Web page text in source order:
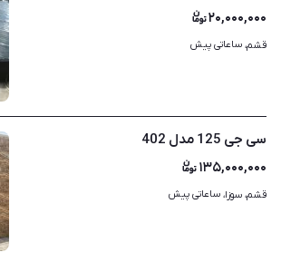
۲۰,۰۰۰,۰۰۰
قشم، ساعاتی پیش
سی جی 125 مدل 402
۱۳۵,۰۰۰,۰۰۰
قشم، سوزا، ساعاتی پیش